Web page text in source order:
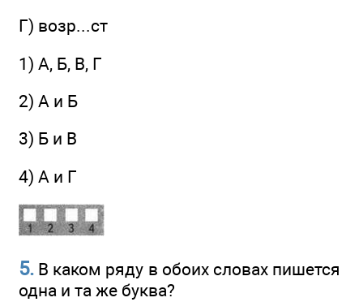
Г) возр...ст
1) А, Б, В, Г
2) А и Б
3) Б и В
4) А и Г
5. В каком ряду в обоих словах пишется
одна и та же буква?